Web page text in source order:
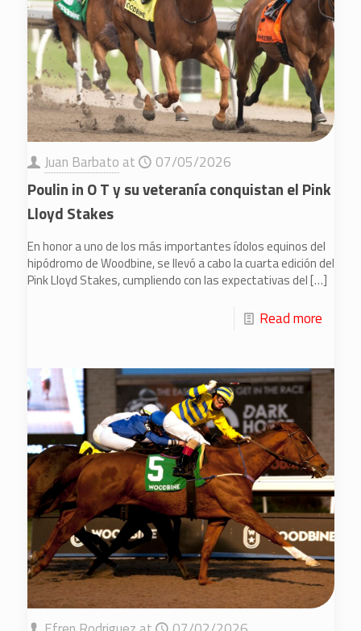
Juan Barbato at 07/05/2026
Poulin in O T y su veteranía conquistan el Pink
Lloyd Stakes
En honor a uno de los más importantes ídolos equinos del
hipódromo de Woodbine, se llevó a cabo la cuarta edición del
Pink Lloyd Stakes, cumpliendo con las expectativas del[…]
Read more